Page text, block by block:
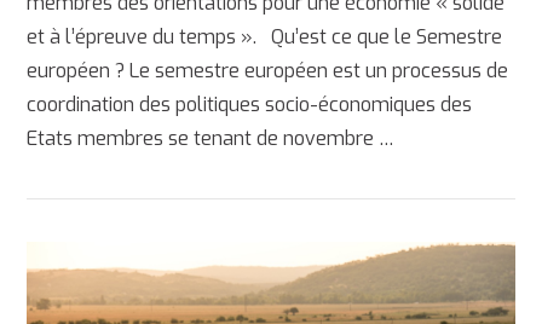
et à l’épreuve du temps ». Qu’est ce que le Semestre
européen ? Le semestre européen est un processus de
coordination des politiques socio-économiques des
Etats membres se tenant de novembre …